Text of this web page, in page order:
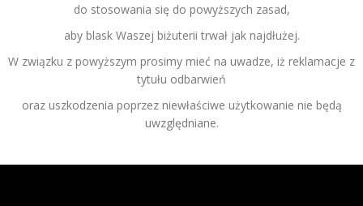
do stosowania się do powyższych zasad,
aby blask Waszej biżuterii trwał jak najdłużej.
W związku z powyższym prosimy mieć na uwadze, iż reklamacje z
tytułu odbarwień
oraz uszkodzenia poprzez niewłaściwe użytkowanie nie będą
uwzględniane.